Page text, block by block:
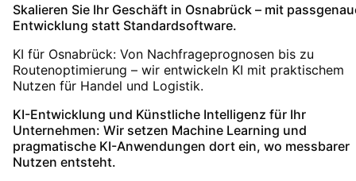
Skalieren Sie Ihr Geschäft in Osnabrück – mit
Entwicklung statt Standardsoftware.
KI für Osnabrück: Von Nachfrageprognosen bis zu
Routenoptimierung – wir entwickeln KI mit praktischem
Nutzen für Handel und Logistik.
KI-Entwicklung und Künstliche Intelligenz für Ihr
Unternehmen: Wir setzen Machine Learning und
pragmatische KI-Anwendungen dort ein, wo messbarer
Nutzen entsteht.